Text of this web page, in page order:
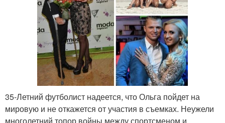
35-Летний футболист надеется, что Ольга пойдет на
мировую и не откажется от участия в съемках. Неужели